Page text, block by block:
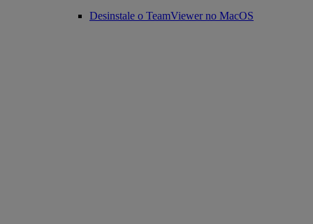
Desinstale o TeamViewer no MacOS